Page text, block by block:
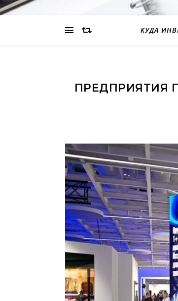
КУДА
ПРЕДПРИЯТИЯ